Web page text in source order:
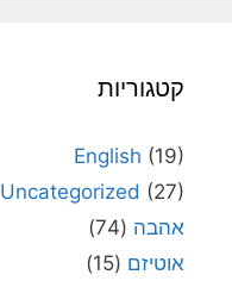
קטגוריות
English (19)
Uncategorized (27)
אהבה (74)
אוטיזם (15)